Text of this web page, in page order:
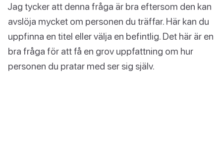
Jag tycker att denna fråga är bra eftersom den kan
avslöja mycket om personen du träffar. Här kan du
uppfinna en titel eller välja en befintlig. Det här är en
bra fråga för att få en grov uppfattning om hur
personen du pratar med ser sig själv.